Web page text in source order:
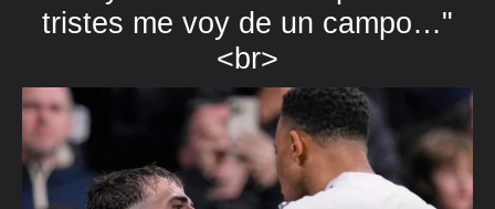
tristes me voy de un campo…"
<br>